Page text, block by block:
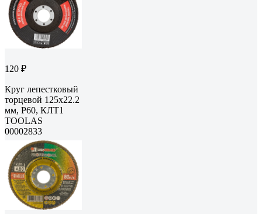
120 ₽
Круг лепестковый
торцевой 125x22.2
мм, Р60, КЛТ1
TOOLAS
00002833